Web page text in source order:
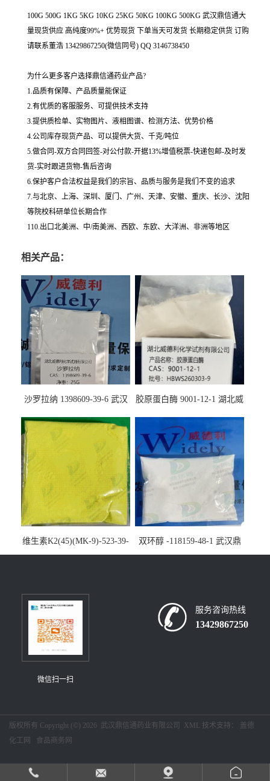
100G 500G 1KG 5KG 10KG 25KG 50KG 100KG 500KG 武汉鼎信通大
量现货供应 高纯度99%+ 优势现货 下单当天可发货 长期稳定供货 订购
请联系董浩 13429867250(微信同号) QQ 3146738450
为什么更多客户选择鼎信通药业产品?
1.品质有保障、产品质量能保证
2.有优质的客服服务、可提供技术支持
3.提供质检单、实物图片、液相图谱、检测方法、优势价格
4.公司库存现货产品、可以提供大货、千克/吨位
5.做合同-双方合同回签-对公付款-开据13%增值税票-快递包邮-及时发
货-实时跟进货物-售后咨询
6.保护客户合法权益是我们的宗旨、品质与服务是我们不变的追求
7.与北京、上海、深圳、厦门、广州、天津、安徽、重庆、长沙、沈阳
等院校科研单位长期合作
110.出口北美洲、中/南美洲、西欧、东欧、大洋洲、非洲等地区
相关产品：
沙罗拉纳 1398609-39-6 武汉
胶原蛋白酶 9001-12-1 湖北威
维生素K2(45)(MK-9)-523-39-
7-武汉鼎信通药业大量现货供
双环醇 -118159-48-1 武汉鼎
信通药业大量现货供应
微信扫一扫
服务咨询热线
13429867250
版权所有 Copyright (©) 2026 武汉鼎信通药业有限公司 XML 技术支持： 盖德
化工网
食品商务网